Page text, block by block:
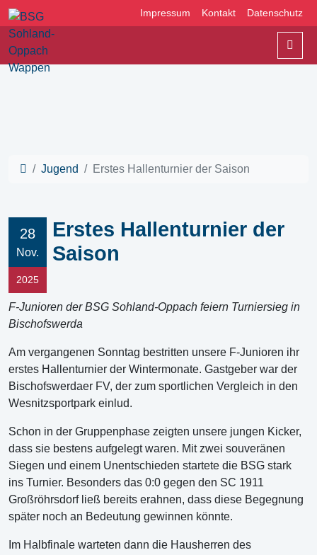
Impressum Kontakt Datenschutz
Jugend Erstes Hallenturnier der Saison
28
Nov.
2025
Erstes Hallenturnier der
Saison
F-Junioren der BSG Sohland-Oppach feiern Turniersieg in
Bischofswerda
Am vergangenen Sonntag bestritten unsere F-Junioren ihr
erstes Hallenturnier der Wintermonate. Gastgeber war der
Bischofswerdaer FV, der zum sportlichen Vergleich in den
Wesnitzsportpark einlud.
Schon in der Gruppenphase zeigten unsere jungen Kicker,
dass sie bestens aufgelegt waren. Mit zwei souveränen
Siegen und einem Unentschieden startete die BSG stark
ins Turnier. Besonders das 0:0 gegen den SC 1911
Großröhrsdorf ließ bereits erahnen, dass diese Begegnung
später noch an Bedeutung gewinnen könnte.
Im Halbfinale warteten dann die Hausherren des